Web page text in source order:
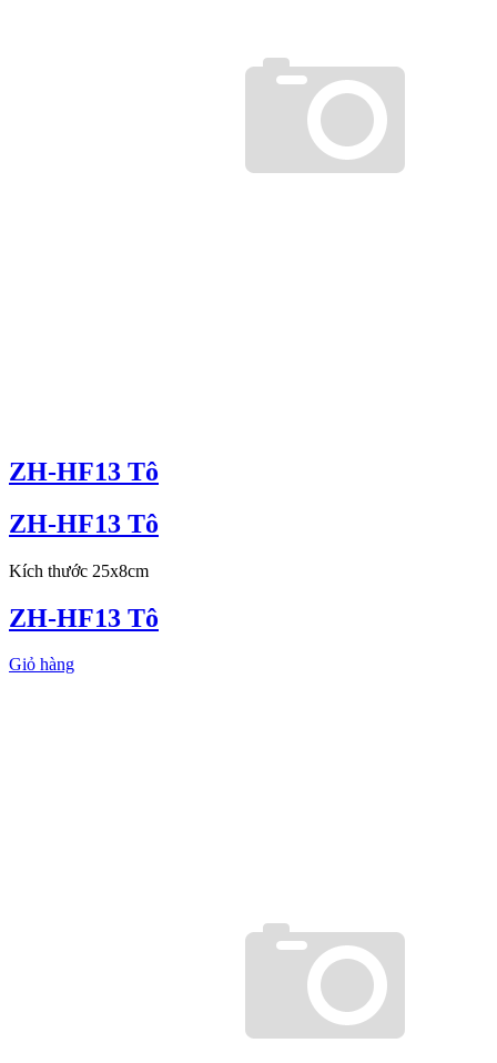
ZH-HF13 Tô
ZH-HF13 Tô
Kích thước 25x8cm
ZH-HF13 Tô
Giỏ hàng